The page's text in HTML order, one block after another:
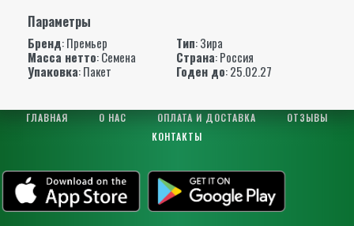
Параметры
Бренд:Премьер Тип: Зира
Масса нетто: Семена Страна: Россия
Упаковка: Пакет Годен до: 25.02.27
ГЛАВНАЯ О НАС ОПЛАТА И ДОСТАВКА
ОТЗЫВЫ
КОНТАКТЫ